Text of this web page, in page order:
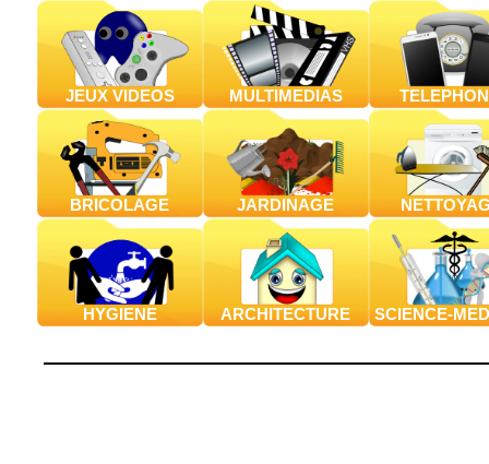
JEUX VIDEOS MULTIMEDIAS
BRICOLAGE JARDINAGE
HYGIENE ARCHITECTURE SCIENCE-